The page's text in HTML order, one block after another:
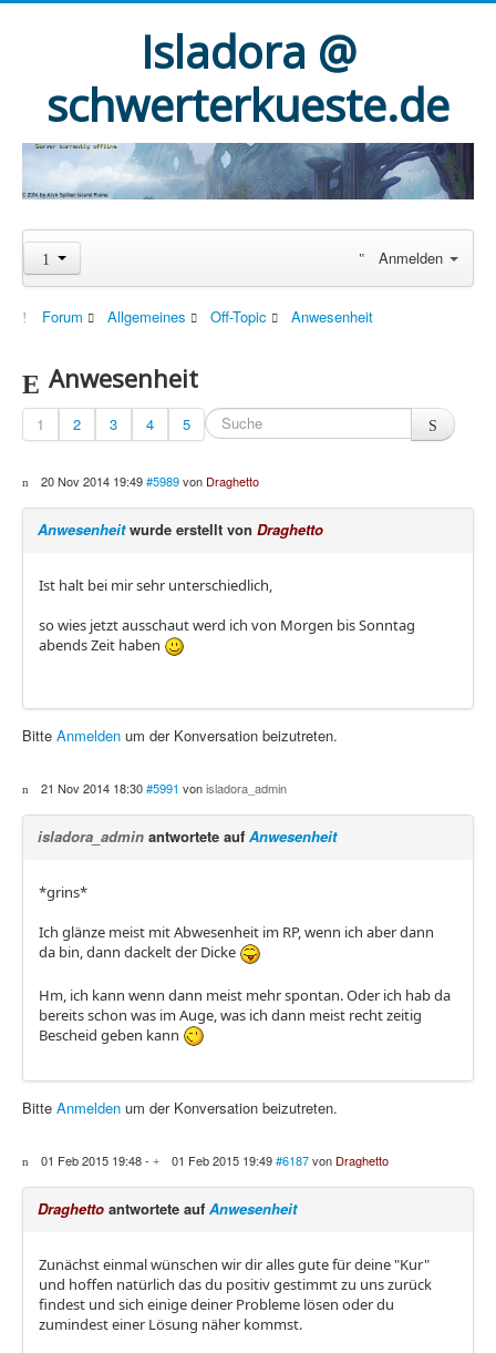
Isladora @
schwerterkueste.de
Anmelden
Forum Allgemeines Off-Topic Anwesenheit
Anwesenheit
1 2 3 4 5
20 Nov 2014 19:49#5989von Draghetto
Anwesenheitwurde erstellt von Draghetto
Ist halt bei mir sehr unterschiedlich,
so wies jetzt ausschaut werd ich von Morgen bis Sonntag
abends Zeit haben
Bitte Anmelden um der Konversation beizutreten.
21 Nov 2014 18:30#5991 vonisladora_admin
isladora_admin antwortete auf Anwesenheit
*grins*
Ich glänze meist mit Abwesenheit im RP, wenn ich aber dann
da bin, dann dackelt der Dicke
Hm, ich kann wenn dann meist mehr spontan. Oder ich hab da
bereits schon was im Auge, was ich dann meist recht zeitig
Bescheid geben kann
Bitte Anmelden um der Konversation beizutreten.
01 Feb 2015 19:48- 01 Feb 2015 19:49#6187von Draghetto
Draghetto antwortete auf Anwesenheit
Zunächst einmal wünschen wir dir alles gute für deine "Kur"
und hoffen natürlich das du positiv gestimmt zu uns zurück
findest und sich einige deiner Probleme lösen oder du
zumindest einer Lösung näher kommst.